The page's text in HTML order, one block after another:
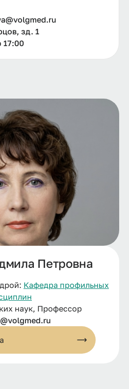
volgmed.ru
зд. 1
17:00
Петровна
Кафедра профильных
наук, Профессор
volgmed.ru